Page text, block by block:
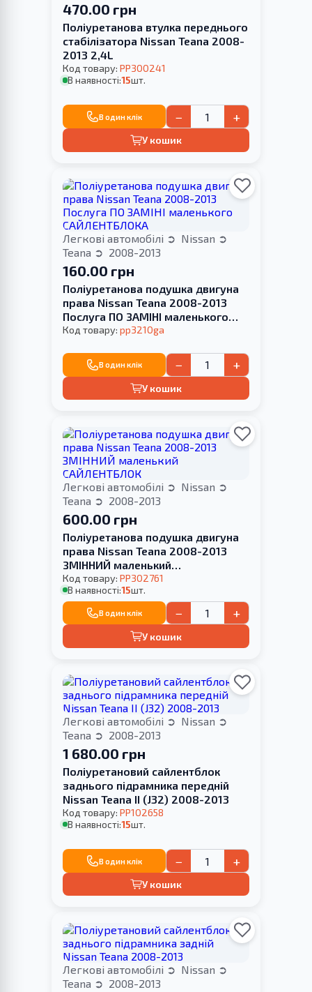
470.00 грн
Поліуретанова втулка переднього
стабілізатора Nissan Teana 2008-
2013 2,4L
Код товару: PP300241
В наявності:15шт.
В один клік − +
У кошик
Легкові автомобілі
Nissan
Teana
2008-2013
160.00 грн
Поліуретанова подушка двигуна
права Nissan Teana 2008-2013
Послуга ПО ЗАМІНІ маленького
САЙЛЕНТБЛОКА
Код товару: pp3210ga
В один клік − +
У кошик
Легкові автомобілі
Nissan
Teana
2008-2013
600.00 грн
Поліуретанова подушка двигуна
права Nissan Teana 2008-2013
ЗМІННИЙ маленький
САЙЛЕНТБЛОК
Код товару: PP302761
В наявності:15шт.
В один клік − +
У кошик
Легкові автомобілі
Nissan
Teana
2008-2013
1 680.00 грн
Поліуретановий cайлентблок
заднього підрамника передній
Nissan Teana II (J32) 2008-2013
Код товару: PP102658
В наявності:15шт.
В один клік − +
У кошик
Легкові автомобілі
Nissan
Teana
2008-2013